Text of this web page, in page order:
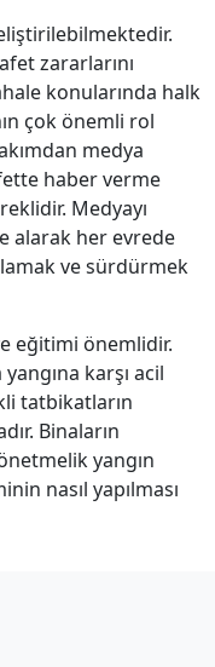
zararlarını
konularında halk
çok önemli rol
medya
haber verme
Medyayı
alarak her evrede
ve sürdürmek
eğitimi önemlidir.
karşı acil
tatbikatların
Binaların
yangın
nasıl yapılması